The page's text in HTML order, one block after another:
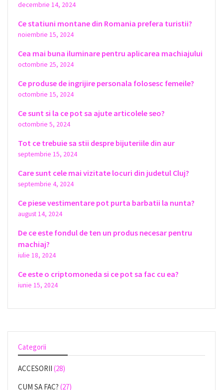
decembrie 14, 2024
Ce statiuni montane din Romania prefera turistii?
noiembrie 15, 2024
Cea mai buna iluminare pentru aplicarea machiajului
octombrie 25, 2024
Ce produse de ingrijire personala folosesc femeile?
octombrie 15, 2024
Ce sunt si la ce pot sa ajute articolele seo?
octombrie 5, 2024
Tot ce trebuie sa stii despre bijuteriile din aur
septembrie 15, 2024
Care sunt cele mai vizitate locuri din judetul Cluj?
septembrie 4, 2024
Ce piese vestimentare pot purta barbatii la nunta?
august 14, 2024
De ce este fondul de ten un produs necesar pentru
machiaj?
iulie 18, 2024
Ce este o criptomoneda si ce pot sa fac cu ea?
iunie 15, 2024
Categorii
ACCESORII (28)
CUM SA FAC? (27)